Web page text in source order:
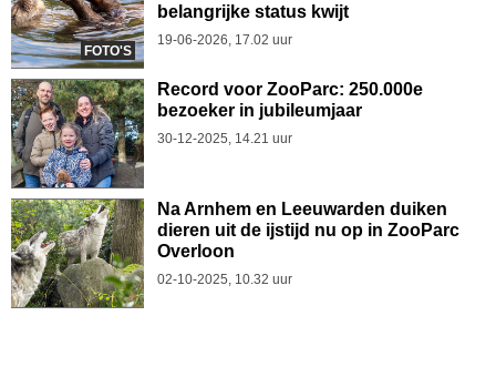
FOTO'S
belangrijke status kwijt
19-06-2026, 17.02 uur
Record voor ZooParc: 250.000e
bezoeker in jubileumjaar
30-12-2025, 14.21 uur
Na Arnhem en Leeuwarden duiken
dieren uit de ijstijd nu op in ZooParc
Overloon
02-10-2025, 10.32 uur